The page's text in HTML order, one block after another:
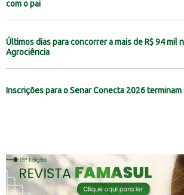
com o pai
Últimos dias para concorrer a mais de R$ 94 mil
Agrociência
Inscrições para o Senar Conecta 2026